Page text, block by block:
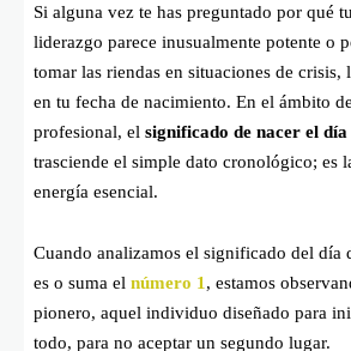
Si alguna vez te has preguntado por qué
liderazgo parece inusualmente potente o
tomar las riendas en situaciones de crisis,
en tu fecha de nacimiento. En el ámbito
profesional, el significado de nacer el día
trasciende el simple dato cronológico; es
energía esencial.
Cuando analizamos el significado del día
es o suma el número 1 , estamos
pionero, aquel individuo diseñado para
todo, para no aceptar un segundo lugar.